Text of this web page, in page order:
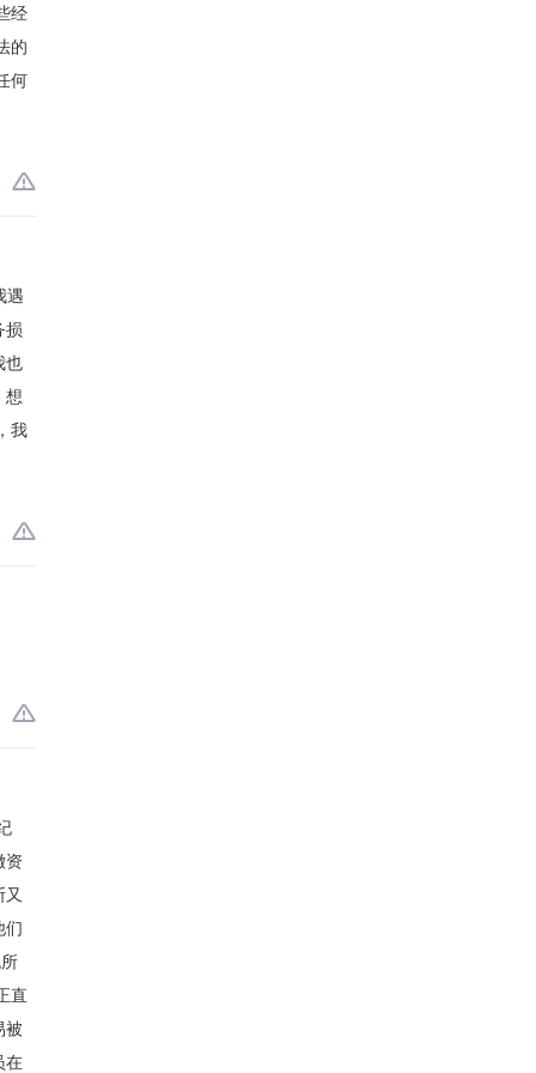
经
的
何
遇
损
也
想
我
资
们
直
被
在